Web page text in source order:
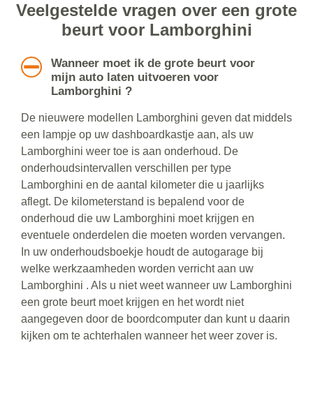
Veelgestelde vragen over een grote
beurt voor Lamborghini
Wanneer moet ik de grote beurt voor
mijn auto laten uitvoeren voor
Lamborghini ?
De nieuwere modellen Lamborghini geven dat middels
een lampje op uw dashboardkastje aan, als uw
Lamborghini weer toe is aan onderhoud. De
onderhoudsintervallen verschillen per type
Lamborghini en de aantal kilometer die u jaarlijks
aflegt. De kilometerstand is bepalend voor de
onderhoud die uw Lamborghini moet krijgen en
eventuele onderdelen die moeten worden vervangen.
In uw onderhoudsboekje houdt de autogarage bij
welke werkzaamheden worden verricht aan uw
Lamborghini . Als u niet weet wanneer uw Lamborghini
een grote beurt moet krijgen en het wordt niet
aangegeven door de boordcomputer dan kunt u daarin
kijken om te achterhalen wanneer het weer zover is.